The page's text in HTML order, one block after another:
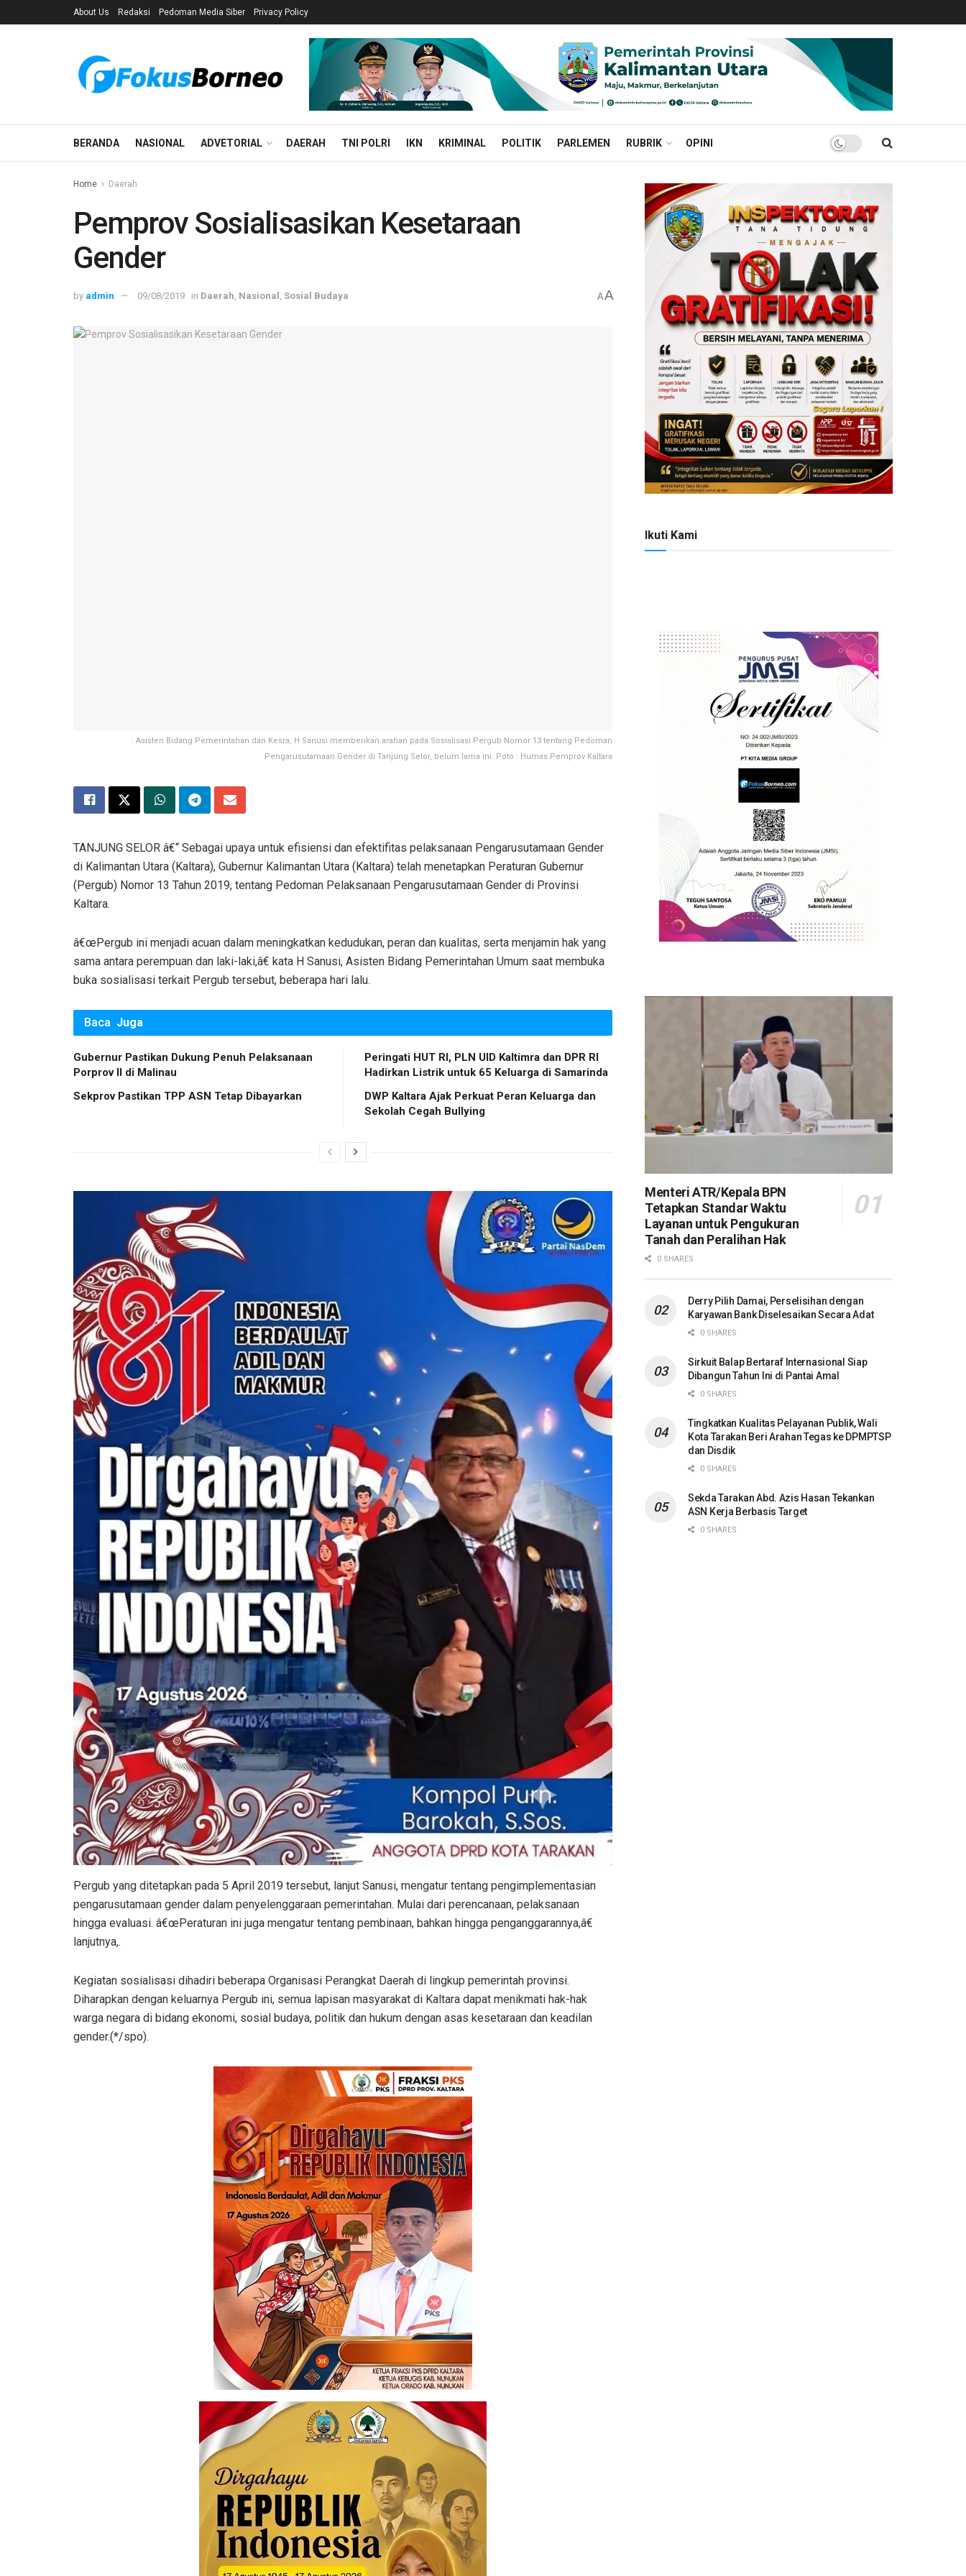
About Us Redaksi Pedoman Media Siber Privacy Policy
BERANDA NASIONAL ADVETORIAL DAERAH TNI POLRI IKN KRIMINAL POLITIK PARLEMEN RUBRIK OPINI
Home Daerah
Pemprov Sosialisasikan Kesetaraan
Gender
by admin 09/08/2019 in Daerah Nasional Sosial Budaya AA
: Asisten Bidang Pemerintahan dan Kesra, H Sanusi memberikan arahan pada Sosialisasi Pergub Nomor 13 tentang Pedoman
Pengarusutamaan Gender di Tanjung Selor, belum lama ini. Poto : Humas Pemprov Kaltara
TANJUNG SELOR â€“ Sebagai upaya untuk efisiensi dan efektifitas pelaksanaan Pengarusutamaan Gender
di Kalimantan Utara (Kaltara), Gubernur Kalimantan Utara (Kaltara) telah menetapkan Peraturan Gubernur
(Pergub) Nomor 13 Tahun 2019, tentang Pedoman Pelaksanaan Pengarusutamaan Gender di Provinsi
Kaltara.
â€œPergub ini menjadi acuan dalam meningkatkan kedudukan, peran dan kualitas, serta menjamin hak yang
sama antara perempuan dan laki-laki,â€ kata H Sanusi, Asisten Bidang Pemerintahan Umum saat membuka
buka sosialisasi terkait Pergub tersebut, beberapa hari lalu.
Baca Juga
Gubernur Pastikan Dukung Penuh Pelaksanaan
Porprov II di Malinau
Sekprov Pastikan TPP ASN Tetap Dibayarkan
Peringati HUT RI, PLN UID Kaltimra dan DPR RI
Hadirkan Listrik untuk 65 Keluarga di Samarinda
DWP Kaltara Ajak Perkuat Peran Keluarga dan
Sekolah Cegah Bullying
Pergub yang ditetapkan pada 5 April 2019 tersebut, lanjut Sanusi, mengatur tentang pengimplementasian
pengarusutamaan gender dalam penyelenggaraan pemerintahan. Mulai dari perencanaan, pelaksanaan
hingga evaluasi. â€œPeraturan ini juga mengatur tentang pembinaan, bahkan hingga penganggarannya,â€
lanjutnya,.
Kegiatan sosialisasi dihadiri beberapa Organisasi Perangkat Daerah di lingkup pemerintah provinsi.
Diharapkan dengan keluarnya Pergub ini, semua lapisan masyarakat di Kaltara dapat menikmati hak-hak
warga negara di bidang ekonomi, sosial budaya, politik dan hukum dengan asas kesetaraan dan keadilan
gender.(*/spo).
Ikuti Kami
Menteri ATR/Kepala BPN
Tetapkan Standar Waktu
Layanan untuk Pengukuran
Tanah dan Peralihan Hak
0 SHARES
Derry Pilih Damai, Perselisihan dengan
Karyawan Bank Diselesaikan Secara Adat
0 SHARES
Sirkuit Balap Bertaraf Internasional Siap
Dibangun Tahun Ini di Pantai Amal
0 SHARES
Tingkatkan Kualitas Pelayanan Publik, Wali
Kota Tarakan Beri Arahan Tegas ke DPMPTSP
dan Disdik
0 SHARES
Sekda Tarakan Abd. Azis Hasan Tekankan
ASN Kerja Berbasis Target
0 SHARES